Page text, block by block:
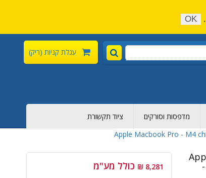
עגלת קניות (ריק)
מדפסות וסורקים
ציוד תקשורת
Apple Macbook Pro - M4
8,281 ₪ כולל מע"מ
OK